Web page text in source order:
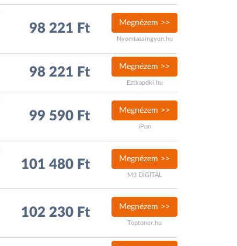
98 221 Ft Megnézem >>
Nyomtassingyen.hu
98 221 Ft Megnézem >>
Eztkapdki.hu
99 590 Ft Megnézem >>
iPon
101 480 Ft Megnézem >>
M3 DIGITAL
102 230 Ft Megnézem >>
Toptoner.hu